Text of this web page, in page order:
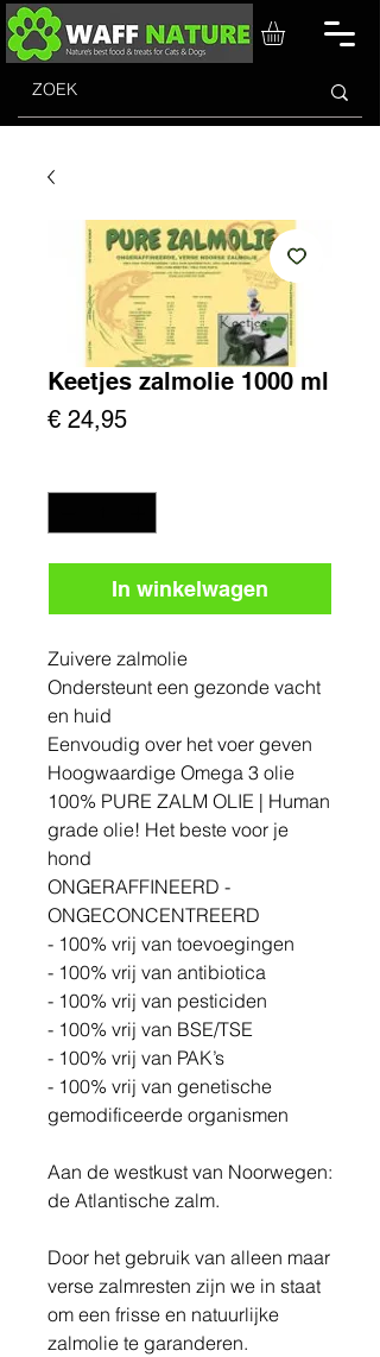
Keetjes zalmolie 1000 ml
€ 24,95Prijs
In winkelwagen
Zuivere zalmolie
Ondersteunt een gezonde vacht
en huid
Eenvoudig over het voer geven
Hoogwaardige Omega 3 olie
100% PURE ZALM OLIE | Human
grade olie! Het beste voor je
hond
ONGERAFFINEERD -
ONGECONCENTREERD
- 100% vrij van toevoegingen
- 100% vrij van antibiotica
- 100% vrij van pesticiden
- 100% vrij van BSE/TSE
- 100% vrij van PAK’s
- 100% vrij van genetische
gemodificeerde organismen
Aan de westkust van Noorwegen:
de Atlantische zalm.
Door het gebruik van alleen maar
verse zalmresten zijn we in staat
om een frisse en natuurlijke
zalmolie te garanderen.